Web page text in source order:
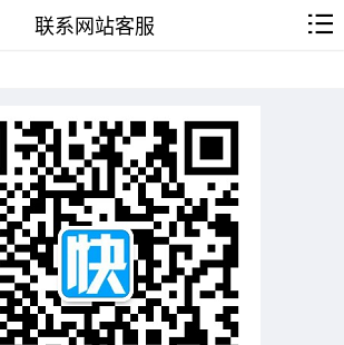
联系网站客服